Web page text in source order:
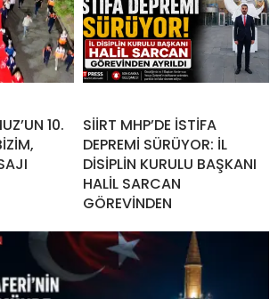
10.
SİİRT MHP’DE İSTİFA
DEPREMİ SÜRÜYOR: İL
DİSİPLİN KURULU BAŞKANI
HALİL SARCAN
GÖREVİNDEN